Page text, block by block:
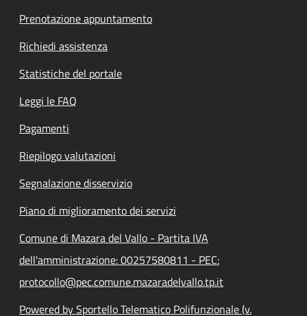
Prenotazione appuntamento
Richiedi assistenza
Statistiche del portale
Leggi le FAQ
Pagamenti
Riepilogo valutazioni
Segnalazione disservizio
Piano di miglioramento dei servizi
Comune di Mazara del Vallo - Partita IVA
dell'amministrazione: 00257580811 - PEC:
protocollo@pec.comune.mazaradelvallo.tp.it
Powered by Sportello Telematico Polifunzionale (v.